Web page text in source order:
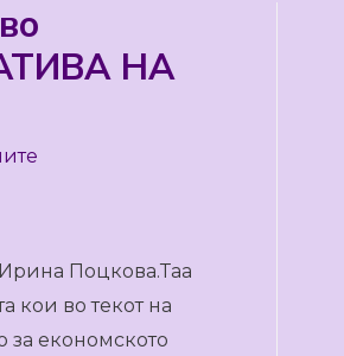
НА
Поцкова.Таа
кои во текот на
за економското